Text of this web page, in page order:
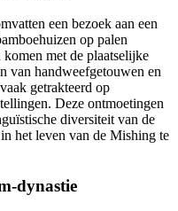
een bezoek aan een
op palen
met de plaatselijke
van handweefgetouwen en
getrakteerd op
Deze ontmoetingen
diversiteit van de
het leven van de Mishing te
dynastie